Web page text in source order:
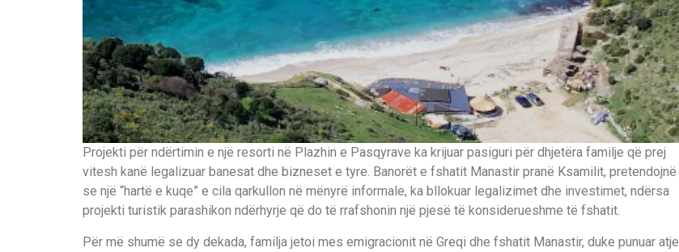
Projekti për ndërtimin e një resorti në Plazhin e Pasqyrave ka krijuar pasiguri për dhjetëra familje që prej
vitesh kanë legalizuar banesat dhe bizneset e tyre. Banorët e fshatit Manastir pranë Ksamilit, pretendojnë
se një “hartë e kuqe” e cila qarkullon në mënyrë informale, ka bllokuar legalizimet dhe investimet, ndërsa
projekti turistik parashikon ndërhyrje që do të rrafshonin një pjesë të konsiderueshme të fshatit.
Për më shumë se dy dekada, familja jetoi mes emigracionit në Greqi dhe fshatit Manastir, duke punuar atje